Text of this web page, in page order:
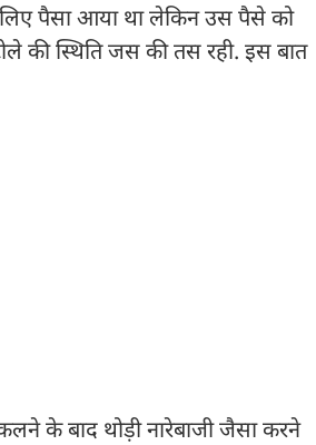
पैसा आया था लेकिन उस पैसे को
की स्थिति जस की तस रही. इस बात
के बाद थोड़ी नारेबाजी जैसा करने